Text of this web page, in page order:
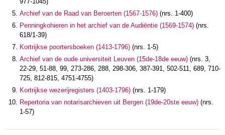
Archief van de Raad van Beroerten (1567-1576)(nrs. 1-400)
Penningkohieren in het archief van de Audiëntie (1569-1574)(nrs.
618/1-39)
Kortrijkse poortersboeken (1413-1796)(nrs. 1-5)
Archief van de oude universiteit Leuven (15de-18de eeuw)(nrs. 3,
22-29, 51-88, 99, 273-286, 288, 298-306, 387-391, 502-511, 689, 710-
725, 812-815, 4751-4755)
Kortrijkse wezerijregisters (1403-1796)(nrs. 1-179)
Repertoria van notarisarchieven uit Bergen (19de-20ste eeuw)(nrs.
1-57)